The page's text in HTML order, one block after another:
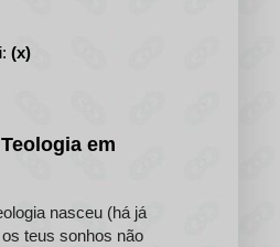
(x)
em
nasceu (há já
teus sonhos não